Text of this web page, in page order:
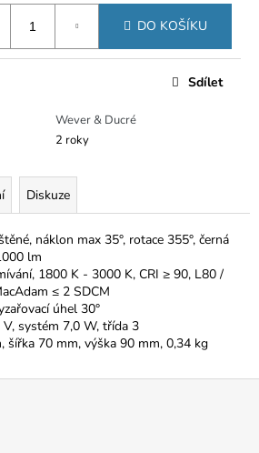
DO KOŠÍKU
Wever & Ducré
2 roky
Sdílet
Diskuze
náklon max 35°, rotace 355°, černá
lm
1800 K - 3000 K, CRI ≥ 90, L80 /
≤ 2 SDCM
úhel 30°
V, systém 7,0 W, třída 3
šířka 70 mm, výška 90 mm, 0,34 kg